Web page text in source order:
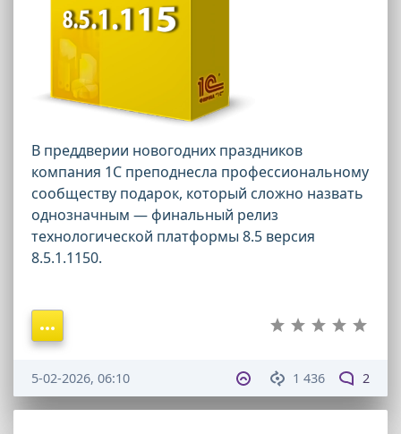
В преддверии новогодних праздников
компания 1С преподнесла профессиональному
сообществу подарок, который сложно назвать
однозначным — финальный релиз
технологической платформы 8.5 версия
8.5.1.1150.
1 436 2
5-02-2026, 06:10